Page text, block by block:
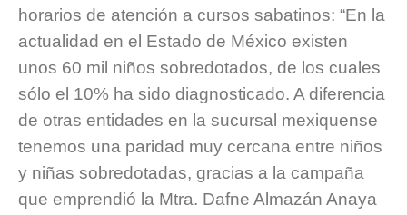
horarios de atención a cursos sabatinos: “En la
actualidad en el Estado de México existen
unos 60 mil niños sobredotados, de los cuales
sólo el 10% ha sido diagnosticado. A diferencia
de otras entidades en la sucursal mexiquense
tenemos una paridad muy cercana entre niños
y niñas sobredotadas, gracias a la campaña
que emprendió la Mtra. Dafne Almazán Anaya